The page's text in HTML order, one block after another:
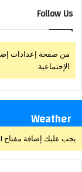
Follow Us
من صفحة إعدادات
الإجتماعية.
Weather
يجب عليك إضافة مفتاح API للطقس من خلال صفحة إعدادات القالب > الدمج